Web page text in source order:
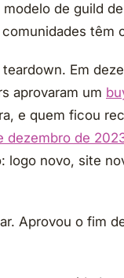
de guild
têm
Em
aprovaram um
e quem ficou
dezembro de
logo novo, site
Aprovou o fim